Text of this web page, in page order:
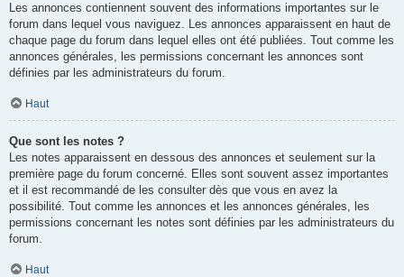
Les annonces contiennent souvent des informations importantes sur le
forum dans lequel vous naviguez. Les annonces apparaissent en haut de
chaque page du forum dans lequel elles ont été publiées. Tout comme les
annonces générales, les permissions concernant les annonces sont
définies par les administrateurs du forum.
Haut
Que sont les notes ?
Les notes apparaissent en dessous des annonces et seulement sur la
première page du forum concerné. Elles sont souvent assez importantes
et il est recommandé de les consulter dès que vous en avez la
possibilité. Tout comme les annonces et les annonces générales, les
permissions concernant les notes sont définies par les administrateurs du
forum.
Haut